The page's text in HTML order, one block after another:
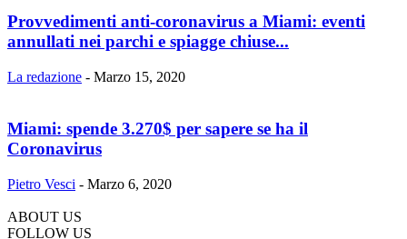
Provvedimenti anti-coronavirus a Miami: eventi
annullati nei parchi e spiagge chiuse...
La redazione - Marzo 15, 2020
Miami: spende 3.270$ per sapere se ha il
Coronavirus
Pietro Vesci - Marzo 6, 2020
ABOUT US
FOLLOW US